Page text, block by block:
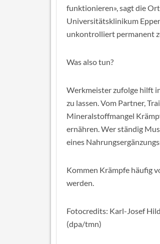
funktionieren», sagt die
Universitätsklinikum
unkontrolliert permanent
Was also tun?
Werkmeister zufolge hilft
zu lassen. Vom Partner,
Mineralstoffmangel
ernähren. Wer ständig
eines
Kommen Krämpfe häufig
werden.
Fotocredits: Karl-Josef
(dpa/tmn)